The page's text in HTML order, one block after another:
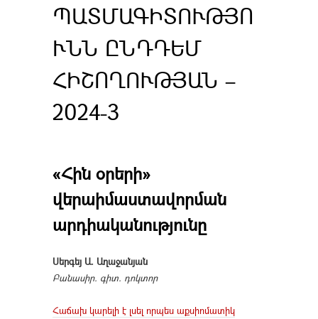
ՊԱՏՄԱԳԻՏՈՒԹՅՈ
ՒՆՆ ԸՆԴԴԵՄ
ՀԻՇՈՂՈՒԹՅԱՆ –
2024-3
«Հին օրերի»
վերաիմաստավորման
արդիականությունը
Սերգեյ Ա. Աղաջանյան
Բանասիր. գիտ. դոկտոր
Հաճախ կարելի է լսել որպես աքսիոմատիկ